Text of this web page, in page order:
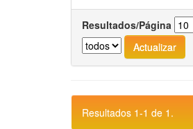
Resultados/Página
Resultados 1-1 de 1.